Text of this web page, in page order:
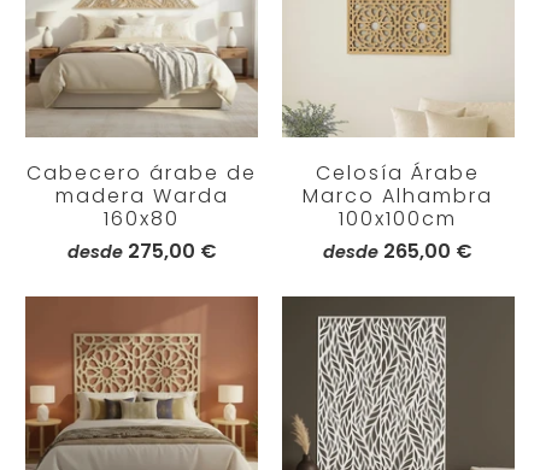
Cabecero árabe de
madera Warda
160x80
desde 275,00 €
Celosía Árabe
Marco Alhambra
100x100cm
desde 265,00 €